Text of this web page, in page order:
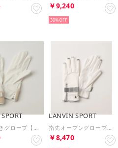
￥9,240
30%
リボン付きグローブ【両手用】
LANVIN SPORT
指先オープングローブ【両手用】
￥8,470